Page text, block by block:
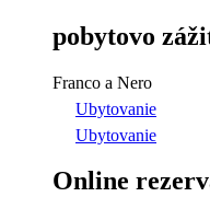
pobytovo
Franco a Nero
Ubytovanie
Ubytovanie
Online